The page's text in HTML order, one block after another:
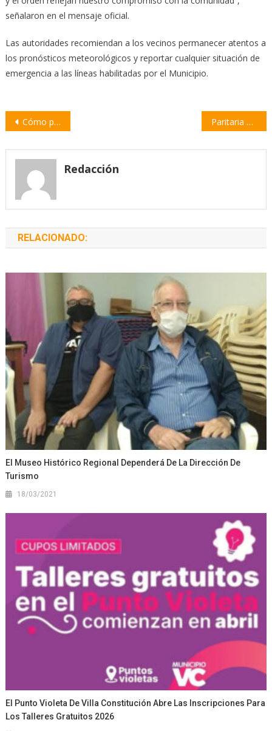
señalaron en el mensaje oficial.
Las autoridades recomiendan a los vecinos permanecer atentos a
los pronósticos meteorológicos y reportar cualquier situación de
emergencia a las líneas habilitadas por el Municipio.
Navegación
entradas
Cómo puede afectar a Argentina la decisión de Milei de salir de la OMS Paritaria de la administración central: las autoridades provinciales se reunieron con ATE y UPCN
Redacción
RELACIONADO:
El Museo Histórico Regional Dependerá De La Dirección De
Turismo
18/03/2021
El Punto Violeta De Villa Constitución Abre Las Inscripciones Para
Los Talleres Gratuitos 2026